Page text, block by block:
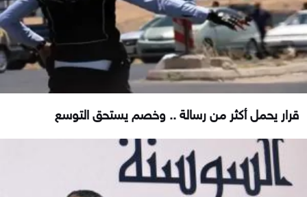
قرار يحمل أكثر من رسالة .. وخصم يستحق التوسع